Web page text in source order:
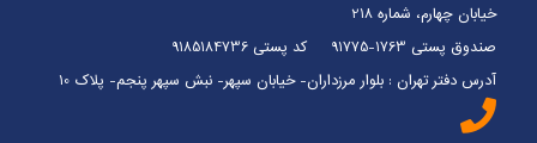
خیابان چهارم، شماره 218
صندوق پستی 1763-91775 کد پستی 9185184736
آدرس دفتر تهران : بلوار مرزداران- خیابان سپهر- نبش سپهر پنجم- پلاک 10